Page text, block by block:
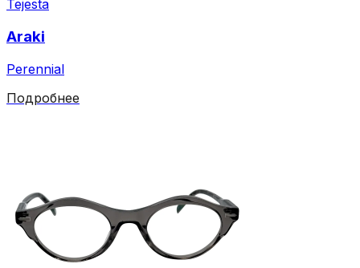
Tejesta
Araki
Perennial
Подробнее